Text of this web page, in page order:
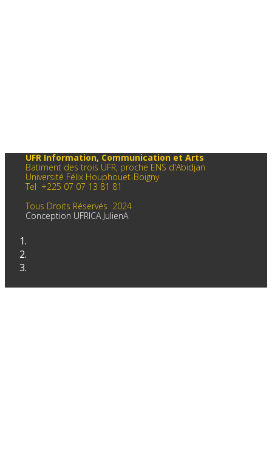
UFR Information, Communication et Arts
Batiment des trois UFR, proche ENS d'Abidjan
Université Félix Houphouet-Boigny
Tel +225 07 07 13 81 81
Tous Droits Réservés 2024
Conception UFRICA JulienA